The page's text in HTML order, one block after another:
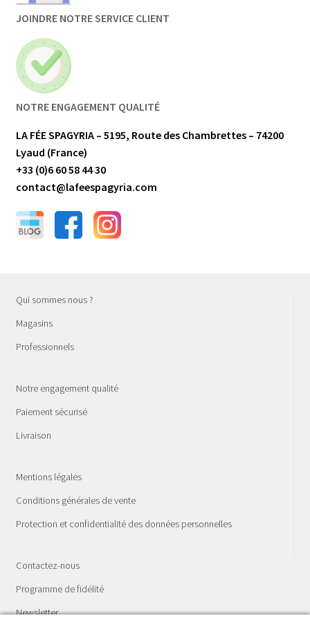
JOINDRE NOTRE SERVICE CLIENT
NOTRE ENGAGEMENT QUALITÉ
LA FÉE SPAGYRIA – 5195, Route des Chambrettes – 74200
Lyaud (France)
+33 (0)6 60 58 44 30
contact@lafeespagyria.com
Qui sommes nous ?
Magasins
Professionnels
Notre engagement qualité
Paiement sécurisé
Livraison
Mentions légales
Conditions générales de vente
Protection et confidentialité des données personnelles
Contactez-nous
Programme de fidélité
Newsletter